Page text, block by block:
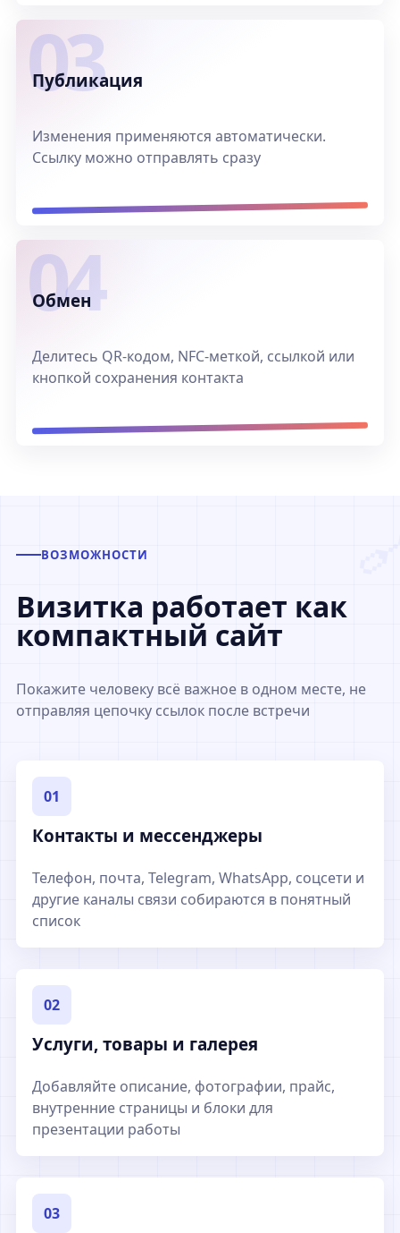
Публикация
Изменения применяются автоматически.
Ссылку можно отправлять сразу
Обмен
Делитесь QR-кодом, NFC-меткой, ссылкой или
кнопкой сохранения контакта
ВОЗМОЖНОСТИ
Визитка работает как
компактный сайт
Покажите человеку всё важное в одном месте, не
отправляя цепочку ссылок после встречи
01
Контакты и мессенджеры
Телефон, почта, Telegram, WhatsApp, соцсети и
другие каналы связи собираются в понятный
список
02
Услуги, товары и галерея
Добавляйте описание, фотографии, прайс,
внутренние страницы и блоки для
презентации работы
03